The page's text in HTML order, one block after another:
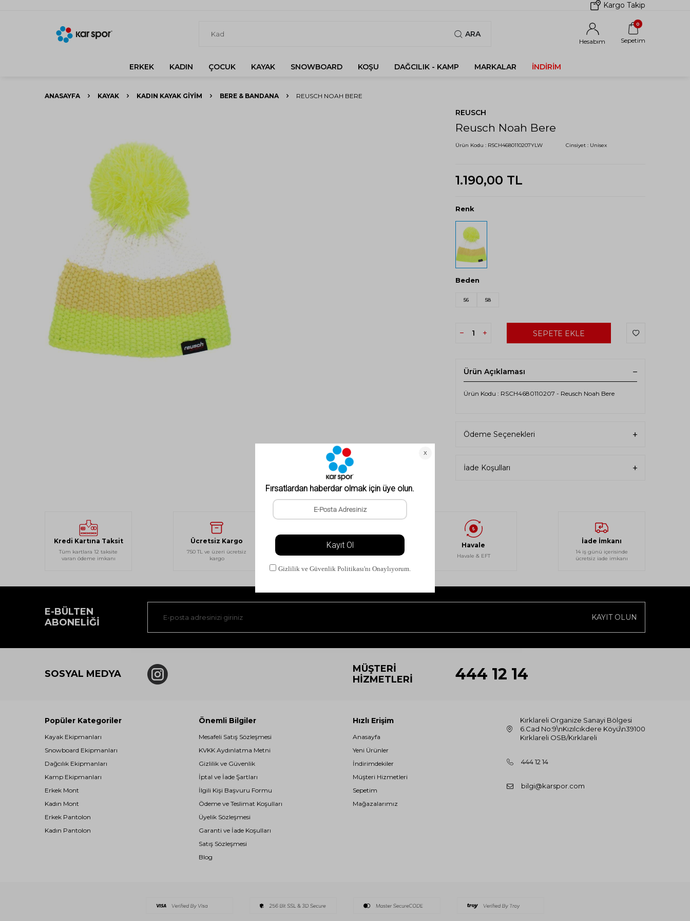
Kargo Takip
ARA
Hesabım
0
Sepetim
ERKEK KADIN ÇOCUK KAYAK SNOWBOARD KOŞU DAĞCILIK - KAMP MARKALAR İNDIRIM
ANASAYFA KAYAK KADIN KAYAK GIYIM BERE & BANDANA REUSCH NOAH BERE
REUSCH
Reusch Noah Bere
Ürün Kodu : RSCH4680110207YLW Cinsiyet : Unisex
1.190,00 TL
Renk
Beden
56 58
SEPETE EKLE
Ürün Açıklaması
Ürün Kodu : RSCH4680110207 - Reusch Noah Bere
Ödeme Seçenekleri
İade Koşulları
Kredi Kartına Taksit
Tüm kartlara 12 taksite
varan ödeme imkanı
Ücretsiz Kargo
750 TL ve üzeri ücretsiz
kargo
Güvenli Alışveriş Havale
Havale & EFT
İade İmkanı
14 iş günü içerisinde
ücretsiz iade imkanı
E-BÜLTEN
ABONELIĞI
KAYIT OLUN
SOSYAL MEDYA
MÜŞTERI
HIZMETLERI
444 12 14
Popüler Kategoriler
Kayak Ekipmanları
Snowboard Ekipmanları
Dağcılık Ekipmanları
Kamp Ekipmanları
Erkek Mont
Kadın Mont
Erkek Pantolon
Kadın Pantolon
Önemli Bilgiler
Mesafeli Satış Sözleşmesi
KVKK Aydınlatma Metni
Gizlilik ve Güvenlik
İptal ve İade Şartları
İlgili Kişi Başvuru Formu
Ödeme ve Teslimat Koşulları
Üyelik Sözleşmesi
Garanti ve İade Koşulları
Satış Sözleşmesi
Blog
Hızlı Erişim
Anasayfa
Yeni Ürünler
İndirimdekiler
Müşteri Hizmetleri
Sepetim
Mağazalarımız
Kırklareli Organize Sanayi Bölgesi
6.Cad No:9\nKızılcıkdere Köyü\n39100
Kırklareli OSB/Kırklareli
444 12 14
bilgi@karspor.com